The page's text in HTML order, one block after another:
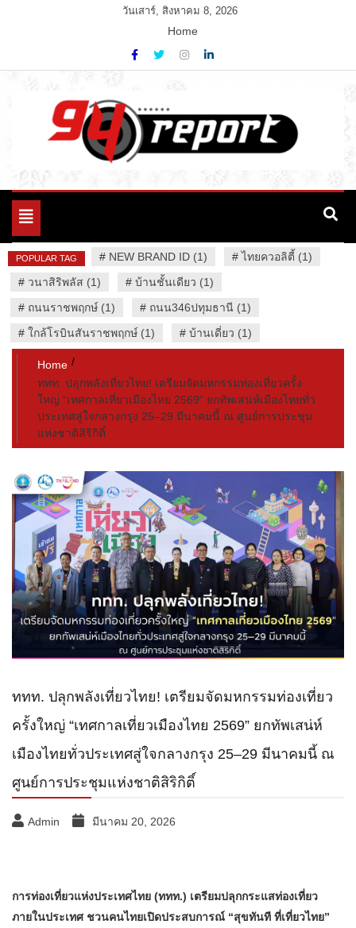
วันเสาร์, สิงหาคม 8, 2026
Home
94 Report.com
Variety News
Toggle
POPULAR TAG # NEW BRAND ID (1) #ไทยควอลิตี้ (1)
# วนาสิริพลัส (1) # บ้านชั้นเดียว (1)
# ถนนราชพฤกษ์ (1) # ถนน346ปทุมธานี (1)
# ใกล้โรบินสันราชพฤกษ์ (1) # บ้านเดี่ยว (1)
Home
ททท. ปลุกพลังเที่ยวไทย! เตรียมจัดมหกรรมท่องเที่ยวครั้ง
ใหญ่ “เทศกาลเที่ยวเมืองไทย 2569” ยกทัพเสน่ห์เมืองไทยทั่ว
ประเทศสู่ใจกลางกรุง 25–29 มีนาคมนี้ ณ ศูนย์การประชุม
แห่งชาติสิริกิติ์
ททท. ปลุกพลังเที่ยวไทย! เตรียมจัดมหกรรมท่องเที่ยว
ครั้งใหญ่ “เทศกาลเที่ยวเมืองไทย 2569” ยกทัพเสน่ห์
เมืองไทยทั่วประเทศสู่ใจกลางกรุง 25–29 มีนาคมนี้ ณ
ศูนย์การประชุมแห่งชาติสิริกิติ์
Admin มีนาคม 20, 2026
การท่องเที่ยวแห่งประเทศไทย (ททท.) เตรียมปลุกกระแสท่องเที่ยว
ภายในประเทศ ชวนคนไทยเปิดประสบการณ์ “สุขทันที ที่เที่ยวไทย”